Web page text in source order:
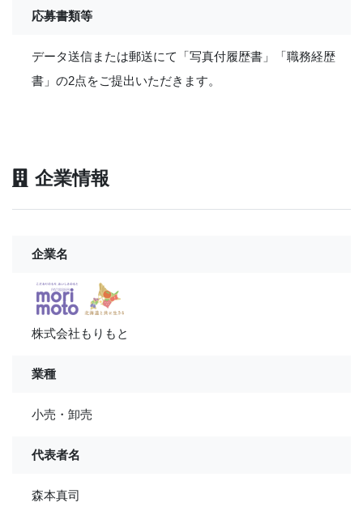
応募書類等
データ送信または郵送にて「写真付履歴書」「職務経歴
書」の2点をご提出いただきます。
企業情報
企業名
株式会社もりもと
業種
小売・卸売
代表者名
森本真司